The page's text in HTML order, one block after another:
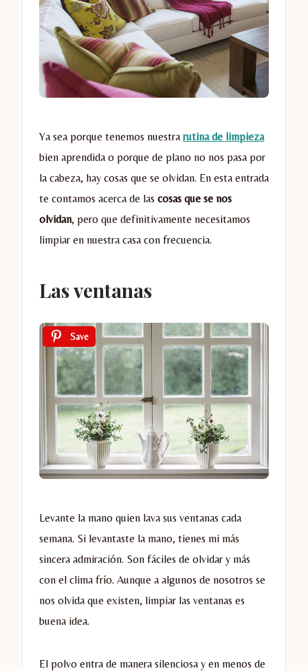
Ya sea porque tenemos nuestra rutina de limpieza
bien aprendida o porque de plano no nos pasa por
la cabeza, hay cosas que se olvidan. En esta entrada
te contamos acerca de las cosas que se nos
olvidan, pero que definitivamente necesitamos
limpiar en nuestra casa con frecuencia.
Las ventanas
Save
Levante la mano quien lava sus ventanas cada
semana. Si levantaste la mano, tienes mi más
sincera admiración. Son fáciles de olvidar y más
con el clima frío. Aunque a algunos de nosotros se
nos olvida que existen, limpiar las ventanas es
buena idea.
El polvo entra de manera silenciosa y en menos de